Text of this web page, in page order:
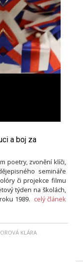
a boj za
poetry, zvonění klíči,
semináře
či projekce filmu
týden na školách,
1989. celý článek
KLÁRA